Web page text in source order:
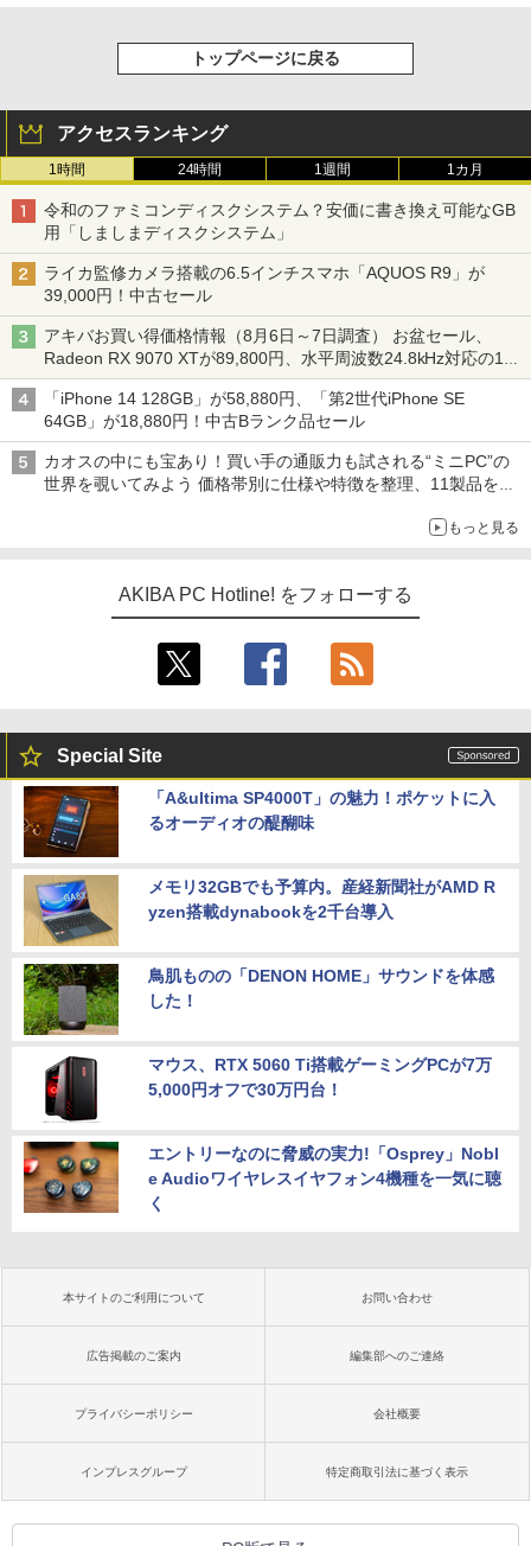
トップページに戻る
アクセスランキング
1時間 24時間 1週間 1カ月
令和のファミコンディスクシステム？安価に書き換え可能なGB
用「しましまディスクシステム」
ライカ監修カメラ搭載の6.5インチスマホ「AQUOS R9」が
39,000円！中古セール
アキバお買い得価格情報（8月6日～7日調査） お盆セール、
Radeon RX 9070 XTが89,800円、水平周波数24.8kHz対応の17
型モニターが9,801円、暑さ指数連動セール ほか
「iPhone 14 128GB」が58,880円、「第2世代iPhone SE
64GB」が18,880円！中古Bランク品セール
カオスの中にも宝あり！買い手の通販力も試される“ミニPC”の
世界を覗いてみよう 価格帯別に仕様や特徴を整理、11製品をピ
もっと見る
AKIBA PC Hotline! をフォローする
Special Site
「A&ultima SP4000T」の魅力！ポケットに入
るオーディオの醍醐味
メモリ32GBでも予算内。産経新聞社がAMD R
yzen搭載dynabookを2千台導入
鳥肌ものの「DENON HOME」サウンドを体感
した！
マウス、RTX 5060 Ti搭載ゲーミングPCが7万
5,000円オフで30万円台！
エントリーなのに脅威の実力!「Osprey」Nobl
e Audioワイヤレスイヤフォン4機種を一気に聴
く
本サイトのご利用について お問い合わせ
広告掲載のご案内 編集部へのご連絡
プライバシーポリシー 会社概要
インプレスグループ 特定商取引法に基づく表示